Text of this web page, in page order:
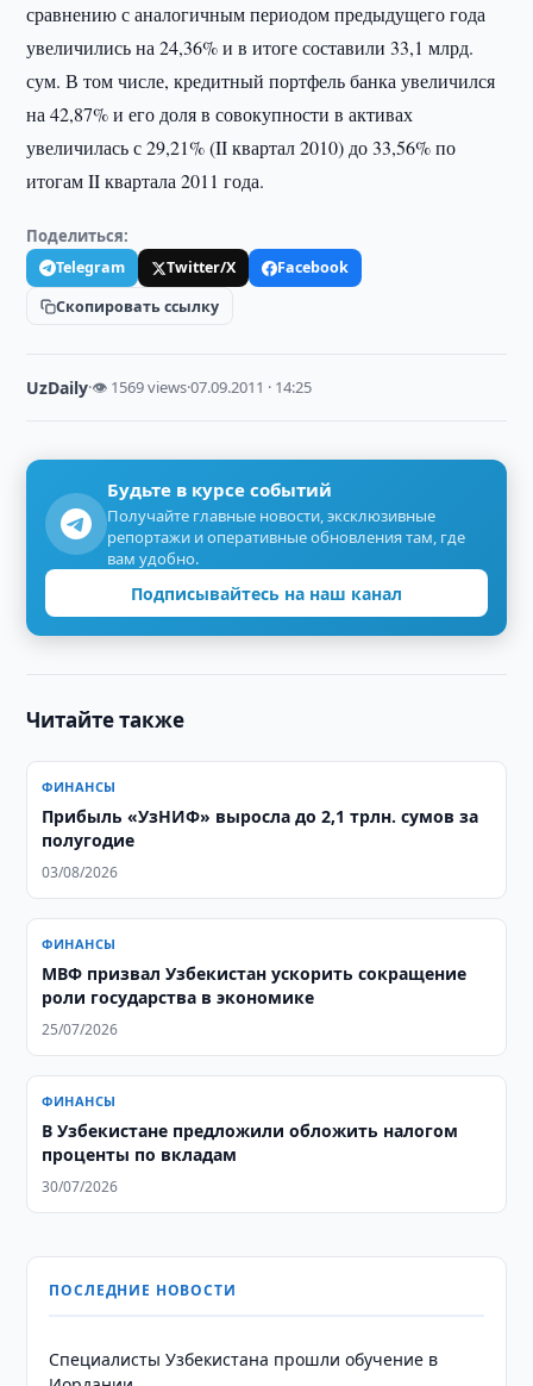
сравнению с аналогичным периодом предыдущего года
увеличились на 24,36% и в итоге составили 33,1 млрд.
сум. В том числе, кредитный портфель банка увеличился
на 42,87% и его доля в совокупности в активах
увеличилась с 29,21% (II квартал 2010) до 33,56% по
итогам II квартала 2011 года.
Поделиться:
Telegram Twitter/X
Facebook
Скопировать ссылку
UzDaily·👁 1569 views·07.09.2011 · 14:25
Будьте в курсе событий
Получайте главные новости, эксклюзивные
репортажи и оперативные обновления там, где
вам удобно.
Подписывайтесь на наш канал
Читайте также
ФИНАНСЫ
Прибыль «УзНИФ» выросла до 2,1 трлн. сумов за
полугодие
03/08/2026
ФИНАНСЫ
МВФ призвал Узбекистан ускорить сокращение
роли государства в экономике
25/07/2026
ФИНАНСЫ
В Узбекистане предложили обложить налогом
проценты по вкладам
30/07/2026
ПОСЛЕДНИЕ НОВОСТИ
Специалисты Узбекистана прошли обучение в